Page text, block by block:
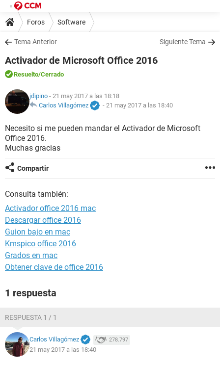
Foros Software
Tema Anterior Siguiente Tema
Activador de Microsoft Office 2016
Resuelto/Cerrado
jdipino - 21 may 2017 a las 18:18
Carlos Villagómez
- 21 may 2017 a las 18:40
Necesito si me pueden mandar el Activador de Microsoft
Office 2016.
Muchas gracias
Compartir
Consulta también:
Activador office 2016 mac
Descargar office 2016
Guion bajo en mac
Kmspico office 2016
Grados en mac
Obtener clave de office 2016
1 respuesta
RESPUESTA 1 / 1
Carlos Villagómez 278.797
21 may 2017 a las 18:40